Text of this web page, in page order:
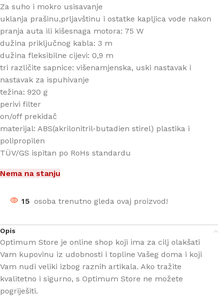
Za suho i mokro usisavanje
uklanja prašinu,prljavštinu i ostatke kapljica vode nakon
pranja auta ili kišesnaga motora: 75 W
dužina priključnog kabla: 3 m
dužina fleksibilne cijevi: 0,9 m
tri različite sapnice: višenamjenska, uski nastavak i
nastavak za ispuhivanje
težina: 920 g
perivi filter
on/off prekidač
materijal: ABS(akrilonitril-butadien stirel) plastika i
polipropilen
TÜV/GS ispitan po RoHs standardu
Nema na stanju
15 osoba trenutno gleda ovaj proizvod!
Opis
Optimum Store je online shop koji ima za cilj olakšati
Vam kupovinu iz udobnosti i topline Vašeg doma i koji
Vam nudi veliki izbog raznih artikala. Ako tražite
kvalitetno i sigurno, s Optimum Store ne možete
pogriješiti.